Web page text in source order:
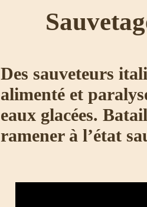
Des sauveteurs
alimenté et
eaux glacées.
ramener à l’état